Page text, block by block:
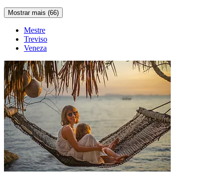
Mostrar mais (66)
Mestre
Treviso
Veneza